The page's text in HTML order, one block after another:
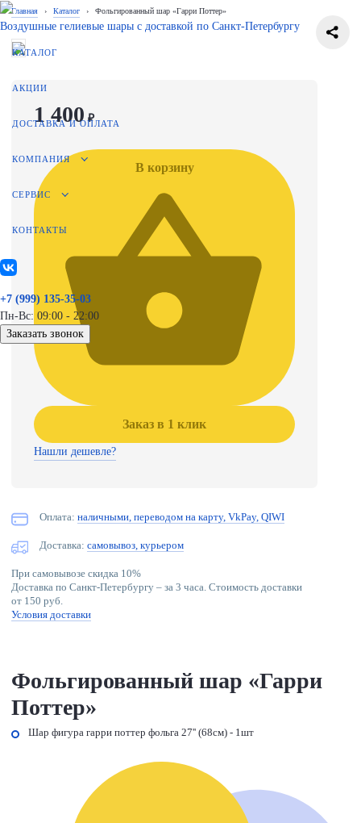
Воздушные гелиевые шары с доставкой по Санкт-Петербургу
КАТАЛОГ
АКЦИИ
ДОСТАВКА И ОПЛАТА
КОМПАНИЯ
СЕРВИС
КОНТАКТЫ
+7 (999) 135-35-03
Пн-Вс: 09:00 - 22:00
Заказать звонок
Главная › Каталог › Фольгированный шар «Гарри Поттер»
Фольгированный шар «Гарри
Поттер»
Шар фигура гарри поттер фольга 27'' (68см) - 1шт
1 400₽
В корзину
Заказ в 1 клик
Нашли дешевле?
Оплата: наличными, переводом на карту, VkPay, QIWI
Доставка: самовывоз, курьером
При самовывозе скидка 10%
Доставка по Санкт-Петербургу – за 3 часа. Стоимость доставки
от 150 руб.
Условия доставки